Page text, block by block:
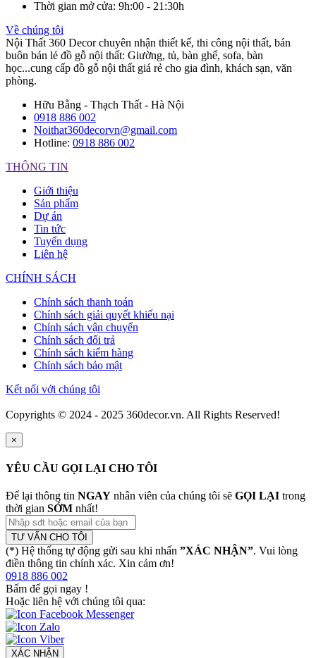
Thời gian mở cửa: 9h:00 - 21:30h
Về chúng tôi
Nội Thất 360 Decor chuyên nhận thiết kế, thi công nội thất, bán
buôn bán lẻ đồ gỗ nội thất: Giường, tủ, bàn ghế, sofa, bàn
học...cung cấp đồ gỗ nội thất giá rẻ cho gia đình, khách sạn, văn
phòng.
Hữu Bằng - Thạch Thất - Hà Nội
0918 886 002
Noithat360decorvn@gmail.com
Hotline: 0918 886 002
THÔNG TIN
Giới thiệu
Sản phẩm
Dự án
Tin tức
Tuyển dụng
Liên hệ
CHÍNH SÁCH
Chính sách thanh toán
Chính sách giải quyết khiếu nại
Chính sách vận chuyển
Chính sách đổi trả
Chính sách kiểm hàng
Chính sách bảo mật
Kết nối với chúng tôi
Copyrights © 2024 - 2025 360decor.vn. All Rights Reserved!
×
YÊU CẦU GỌI LẠI CHO TÔI
Để lại thông tin NGAY nhân viên của chúng tôi sẽ GỌI LẠI trong
thời gian SỚM nhất!
TƯ VẤN CHO TÔI
(*) Hệ thống tự động gửi sau khi nhấn ”XÁC NHẬN”. Vui lòng
điền thông tin chính xác. Xin cảm ơn!
0918 886 002
Bấm để gọi ngay !
Hoặc liên hệ với chúng tôi qua:
XÁC NHẬN